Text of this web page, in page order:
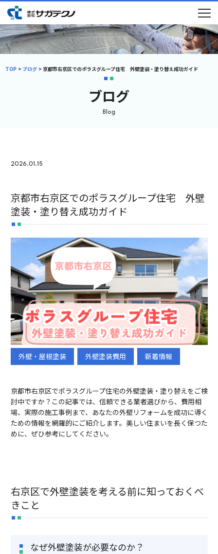
初めての方へ
選ばれる理由
メニュー
施工事例
ブログ
会社概要
採用情報
新卒採用中途採用
TEL:075-882-1268
9:00 ~ 17:30
ブログ
Blog
TOP ブログ 京都市右京区でのポラスグループ住宅 外壁塗装・塗り替え成功ガイド
2026.01.15
京都市右京区でのポラスグループ住宅 外壁
塗装・塗り替え成功ガイド
外壁・屋根塗装 外壁塗装費用 新着情報
京都市右京区でポラスグループ住宅の外壁塗装・塗り替えをご検
討中ですか？この記事では、信頼できる業者選びから、費用相
場、実際の施工事例まで、あなたの外壁リフォームを成功に導く
ための情報を網羅的にご紹介します。美しい住まいを長く保つた
めに、ぜひ参考にしてください。
右京区で外壁塗装を考える前に知っておくべ
きこと
なぜ外壁塗装が必要なのか？